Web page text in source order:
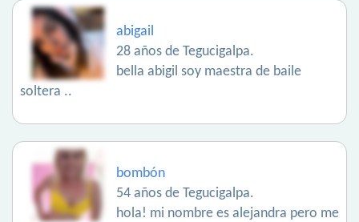
abigail
28 años de Tegucigalpa.
bella abigil soy maestra de baile
soltera ..
bombón
54 años de Tegucigalpa.
hola! mi nombre es alejandra pero me